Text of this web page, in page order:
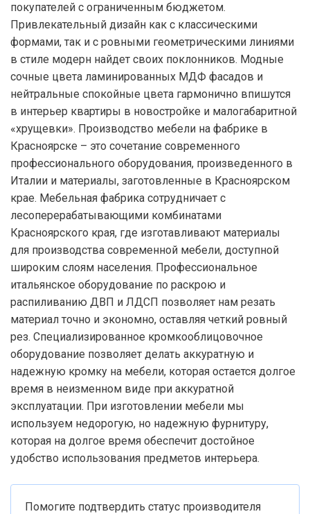
покупателей с ограниченным бюджетом.
Привлекательный дизайн как с классическими
формами, так и с ровными геометрическими линиями
в стиле модерн найдет своих поклонников. Модные
сочные цвета ламинированных МДФ фасадов и
нейтральные спокойные цвета гармонично впишутся
в интерьер квартиры в новостройке и малогабаритной
«хрущевки». Производство мебели на фабрике в
Красноярске – это сочетание современного
профессионального оборудования, произведенного в
Италии и материалы, заготовленные в Красноярском
крае. Мебельная фабрика сотрудничает с
лесоперерабатывающими комбинатами
Красноярского края, где изготавливают материалы
для производства современной мебели, доступной
широким слоям населения. Профессиональное
итальянское оборудование по раскрою и
распиливанию ДВП и ЛДСП позволяет нам резать
материал точно и экономно, оставляя четкий ровный
рез. Специализированное кромкооблицовочное
оборудование позволяет делать аккуратную и
надежную кромку на мебели, которая остается долгое
время в неизменном виде при аккуратной
эксплуатации. При изготовлении мебели мы
используем недорогую, но надежную фурнитуру,
которая на долгое время обеспечит достойное
удобство использования предметов интерьера.
Помогите подтвердить статус производителя